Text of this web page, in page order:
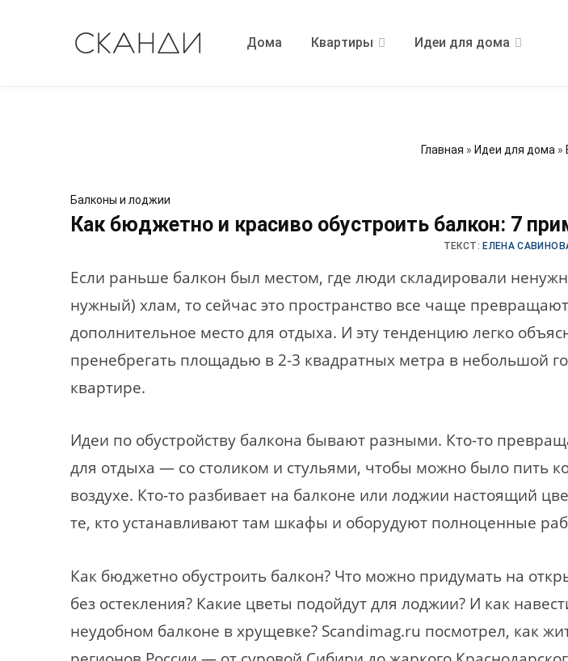
Дома Квартиры Идеи для дома
Главная » Идеи для дома »
Балконы и лоджии
Как бюджетно и красиво обустроить балкон: 7
ТЕКСТ: ЕЛЕНА
Если раньше балкон был местом, где люди складировали
нужный) хлам, то сейчас это пространство все чаще
дополнительное место для отдыха. И эту тенденцию легко
пренебрегать площадью в 2-3 квадратных метра в небольшой
квартире.
Идеи по обустройству балкона бывают разными. Кто-то
для отдыха — со столиком и стульями, чтобы можно было пить
воздухе. Кто-то разбивает на балконе или лоджии настоящий
те, кто устанавливают там шкафы и оборудуют полноценные
Как бюджетно обустроить балкон? Что можно придумать на
без остекления? Какие цветы подойдут для лоджии? И как
неудобном балконе в хрущевке? Scandimag.ru посмотрел, как